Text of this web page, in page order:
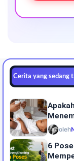
Cerita yang sedang
oleh
6